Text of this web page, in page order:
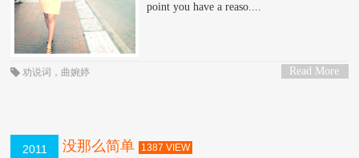
point you have a reaso....
Read More
劝说词 ， 曲婉婷
2011
没那么简单 1387 VIEW